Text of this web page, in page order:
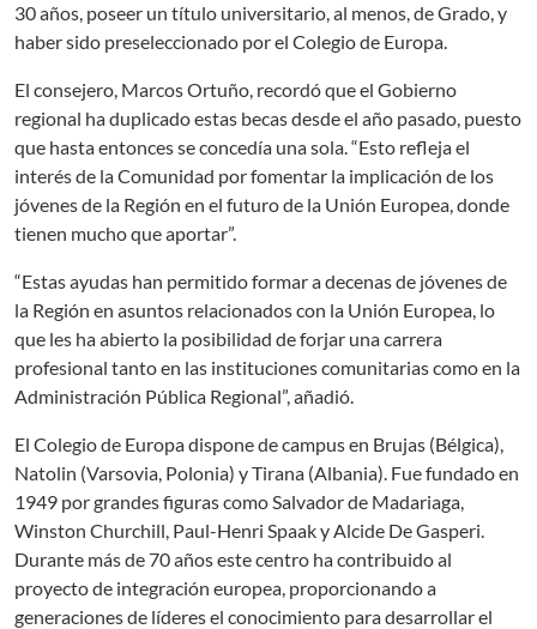
30 años, poseer un título universitario, al menos, de Grado, y
haber sido preseleccionado por el Colegio de Europa.
El consejero, Marcos Ortuño, recordó que el Gobierno
regional ha duplicado estas becas desde el año pasado, puesto
que hasta entonces se concedía una sola. “Esto refleja el
interés de la Comunidad por fomentar la implicación de los
jóvenes de la Región en el futuro de la Unión Europea, donde
tienen mucho que aportar”.
“Estas ayudas han permitido formar a decenas de jóvenes de
la Región en asuntos relacionados con la Unión Europea, lo
que les ha abierto la posibilidad de forjar una carrera
profesional tanto en las instituciones comunitarias como en la
Administración Pública Regional”, añadió.
El Colegio de Europa dispone de campus en Brujas (Bélgica),
Natolin (Varsovia, Polonia) y Tirana (Albania). Fue fundado en
1949 por grandes figuras como Salvador de Madariaga,
Winston Churchill, Paul-Henri Spaak y Alcide De Gasperi.
Durante más de 70 años este centro ha contribuido al
proyecto de integración europea, proporcionando a
generaciones de líderes el conocimiento para desarrollar el